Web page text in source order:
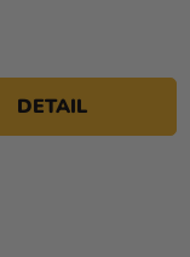
DETAIL